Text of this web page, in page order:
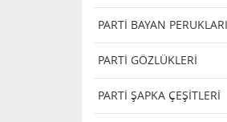
PARTİ BAYAN PERUKLARI
PARTİ GÖZLÜKLERİ
PARTİ ŞAPKA ÇEŞİTLERİ